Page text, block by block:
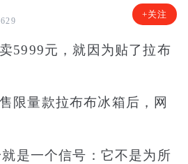
+关注
5999元，就因为贴了拉布
限量款拉布布冰箱后，网
是一个信号：它不是为所